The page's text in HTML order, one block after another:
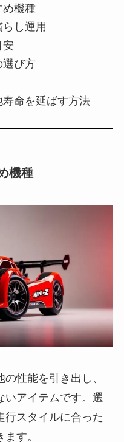
め機種
し運用
安
選び方
命を延ばす方法
機種
性能を引き出し、
いアイテムです。選
行スタイルに合った
す。